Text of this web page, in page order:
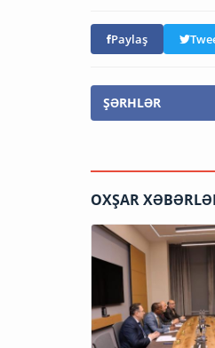
Paylaş
ŞƏRHLƏR
OXŞAR